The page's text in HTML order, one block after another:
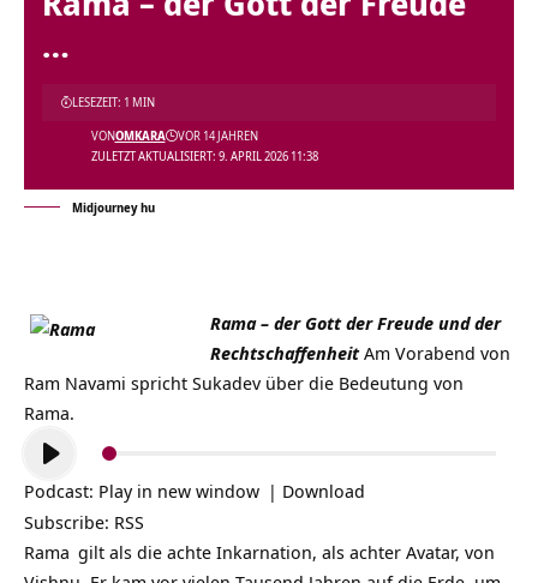
…
ZULETZT AKTUALISIERT: 9. APRIL 2026 11:38
VONOMKARA VOR 14 JAHREN
LESEZEIT: 1 MIN
Midjourney hu
Rama – der Gott der Freude und der
RechtschaffenheitAm Vorabend von
Ram Navami spricht Sukadev über die Bedeutung von
Rama.
Audio-
Player
Podcast: Play in new window | Download
Subscribe: RSS
Rama gilt als die achte Inkarnation, als achter Avatar, von